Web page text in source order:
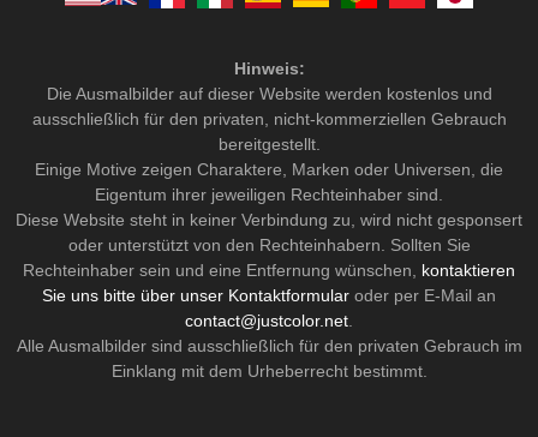
Hinweis:
Die Ausmalbilder auf dieser Website werden kostenlos und
ausschließlich für den privaten, nicht-kommerziellen Gebrauch
bereitgestellt.
Einige Motive zeigen Charaktere, Marken oder Universen, die
Eigentum ihrer jeweiligen Rechteinhaber sind.
Diese Website steht in keiner Verbindung zu, wird nicht gesponsert
oder unterstützt von den Rechteinhabern. Sollten Sie
Rechteinhaber sein und eine Entfernung wünschen, kontaktieren
Sie uns bitte über unser Kontaktformular oder per E-Mail an
contact@justcolor.net
Alle Ausmalbilder sind ausschließlich für den privaten Gebrauch im
Einklang mit dem Urheberrecht bestimmt.